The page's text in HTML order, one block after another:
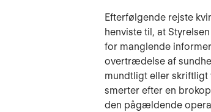
Efterfølgende rejste
henviste til, at
for manglende
overtrædelse af
mundtligt eller skriftligt
smerter efter en
den pågældende